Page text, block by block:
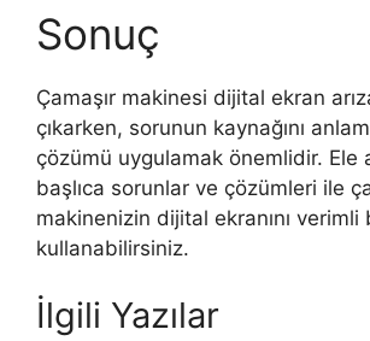
Sonuç
Çamaşır makinesi dijital ekran
çıkarken, sorunun kaynağını
çözümü uygulamak önemlidir. Ele
başlıca sorunlar ve çözümleri ile
makinenizin dijital ekranını verimli
kullanabilirsiniz.
İlgili Yazılar